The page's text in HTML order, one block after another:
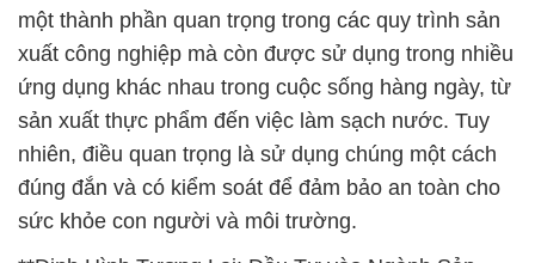
một thành phần quan trọng trong các quy trình sản
xuất công nghiệp mà còn được sử dụng trong nhiều
ứng dụng khác nhau trong cuộc sống hàng ngày, từ
sản xuất thực phẩm đến việc làm sạch nước. Tuy
nhiên, điều quan trọng là sử dụng chúng một cách
đúng đắn và có kiểm soát để đảm bảo an toàn cho
sức khỏe con người và môi trường.